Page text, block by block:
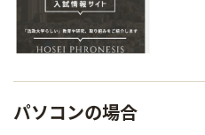
パソコンの場合